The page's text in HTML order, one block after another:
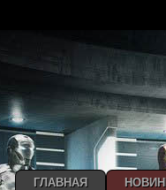
ГЛАВНАЯ